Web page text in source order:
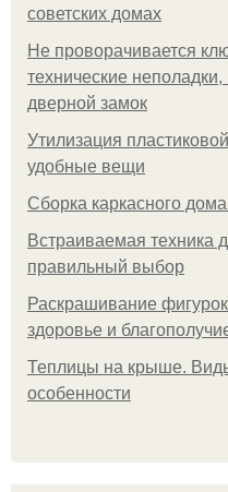
советских домах
Не проворачивается
технические
дверной замок
Утилизация
удобные вещи
Сборка каркасного
Встраиваемая техника
правильный выбор
Раскрашивание
здоровье и
Теплицы на крыше.
особенности